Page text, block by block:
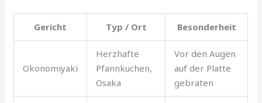
Gericht Typ / Ort Besonderheit
Okonomiyaki
Herzhafte
Pfannkuchen,
Osaka
Vor den Augen
auf der Platte
gebraten